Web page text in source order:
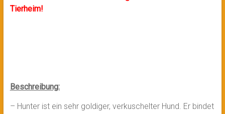
Tierheim!
Beschreibung:
– Hunter ist ein sehr goldiger, verkuschelter Hund. Er bindet